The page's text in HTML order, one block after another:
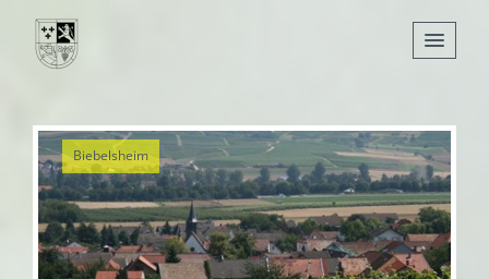
Nachrichten
Leben
Verwaltung
Tourismus
Biebelsheim